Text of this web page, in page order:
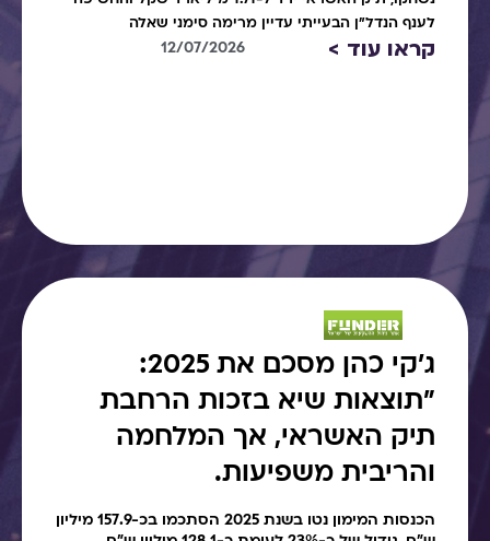
לענף הנדל"ן הבעייתי עדיין מרימה סימני שאלה
קראו עוד > 12/07/2026
ג׳קי כהן מסכם את 2025:
"תוצאות שיא בזכות הרחבת
תיק האשראי, אך המלחמה
והריבית משפיעות.
הכנסות המימון נטו בשנת 2025 הסתכמו בכ-157.9 מיליון